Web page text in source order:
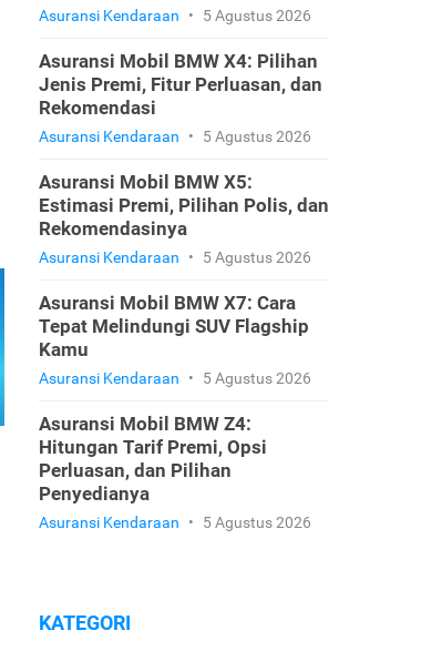
Asuransi Kendaraan • 5 Agustus 2026
Asuransi Mobil BMW X4: Pilihan
Jenis Premi, Fitur Perluasan, dan
Rekomendasi
Asuransi Kendaraan • 5 Agustus 2026
Asuransi Mobil BMW X5:
Estimasi Premi, Pilihan Polis, dan
Rekomendasinya
Asuransi Kendaraan • 5 Agustus 2026
Asuransi Mobil BMW X7: Cara
Tepat Melindungi SUV Flagship
Kamu
Asuransi Kendaraan • 5 Agustus 2026
Asuransi Mobil BMW Z4:
Hitungan Tarif Premi, Opsi
Perluasan, dan Pilihan
Penyedianya
Asuransi Kendaraan • 5 Agustus 2026
KATEGORI